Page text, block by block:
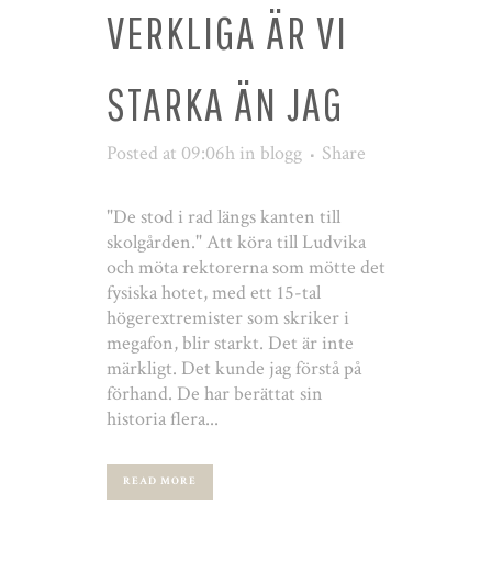
VERKLIGA ÄR VI
STARKA ÄN JAG
Posted at 09:06h in blogg Share
"De stod i rad längs kanten till
skolgården." Att köra till Ludvika
och möta rektorerna som mötte det
fysiska hotet, med ett 15-tal
högerextremister som skriker i
megafon, blir starkt. Det är inte
märkligt. Det kunde jag förstå på
förhand. De har berättat sin
historia flera...
READ MORE